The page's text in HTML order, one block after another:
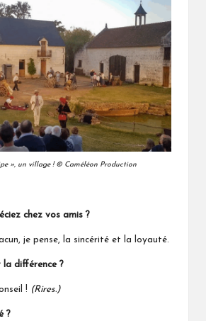
», un village ! © Caméléon Production
chez vos amis ?
je pense, la sincérité et la loyauté.
la différence ?
! (Rires.)
?